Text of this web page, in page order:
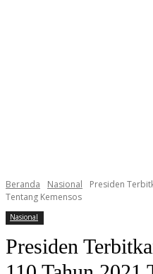
Beranda Nasional
Presiden
Tentang Kemensos
Nasional
Presiden